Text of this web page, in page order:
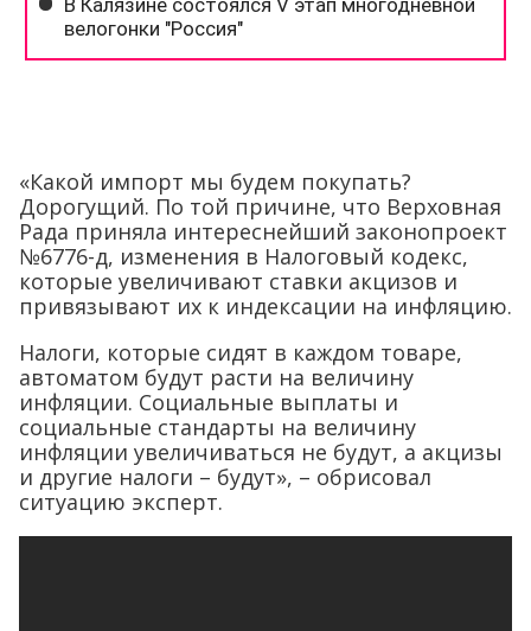
«Какой импорт мы будем покупать?
Дорогущий. По той причине, что Верховная
Рада приняла интереснейший законопроект
№6776-д, изменения в Налоговый кодекс,
которые увеличивают ставки акцизов и
привязывают их к индексации на инфляцию.
Налоги, которые сидят в каждом товаре,
автоматом будут расти на величину
инфляции. Социальные выплаты и
социальные стандарты на величину
инфляции увеличиваться не будут, а акцизы
и другие налоги – будут», – обрисовал
ситуацию эксперт.